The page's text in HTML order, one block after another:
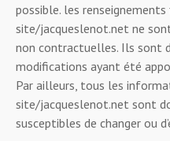
possible. les
site/jacqueslenot.net ne
non contractuelles. Ils sont
modifications ayant été
Par ailleurs, tous les
site/jacqueslenot.net sont
susceptibles de changer ou